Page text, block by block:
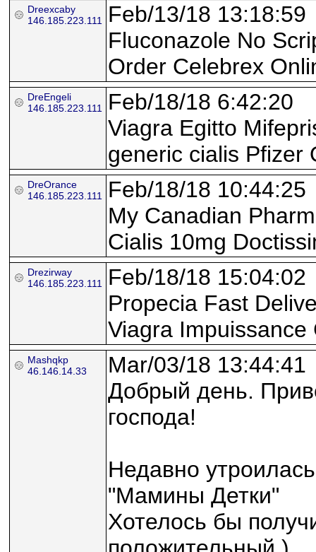
Dreexcaby
146.185.223.111
Feb/13/18 13:18:59
Fluconazole No
Order Celebrex
DreEngeli
146.185.223.111
Feb/18/18 6:42:20
Viagra Egitto
generic cialis Pfizer
DreOrance
146.185.223.111
Feb/18/18 10:44:25
My Canadian
Cialis 10mg
Drezirway
146.185.223.111
Feb/18/18 15:04:02
Propecia Fast
Viagra
Mashqkp
46.146.14.33
Mar/03/18 13:44:41
Добрый день.
господа!
Недавно
"Мамины Детки"
Хотелось бы